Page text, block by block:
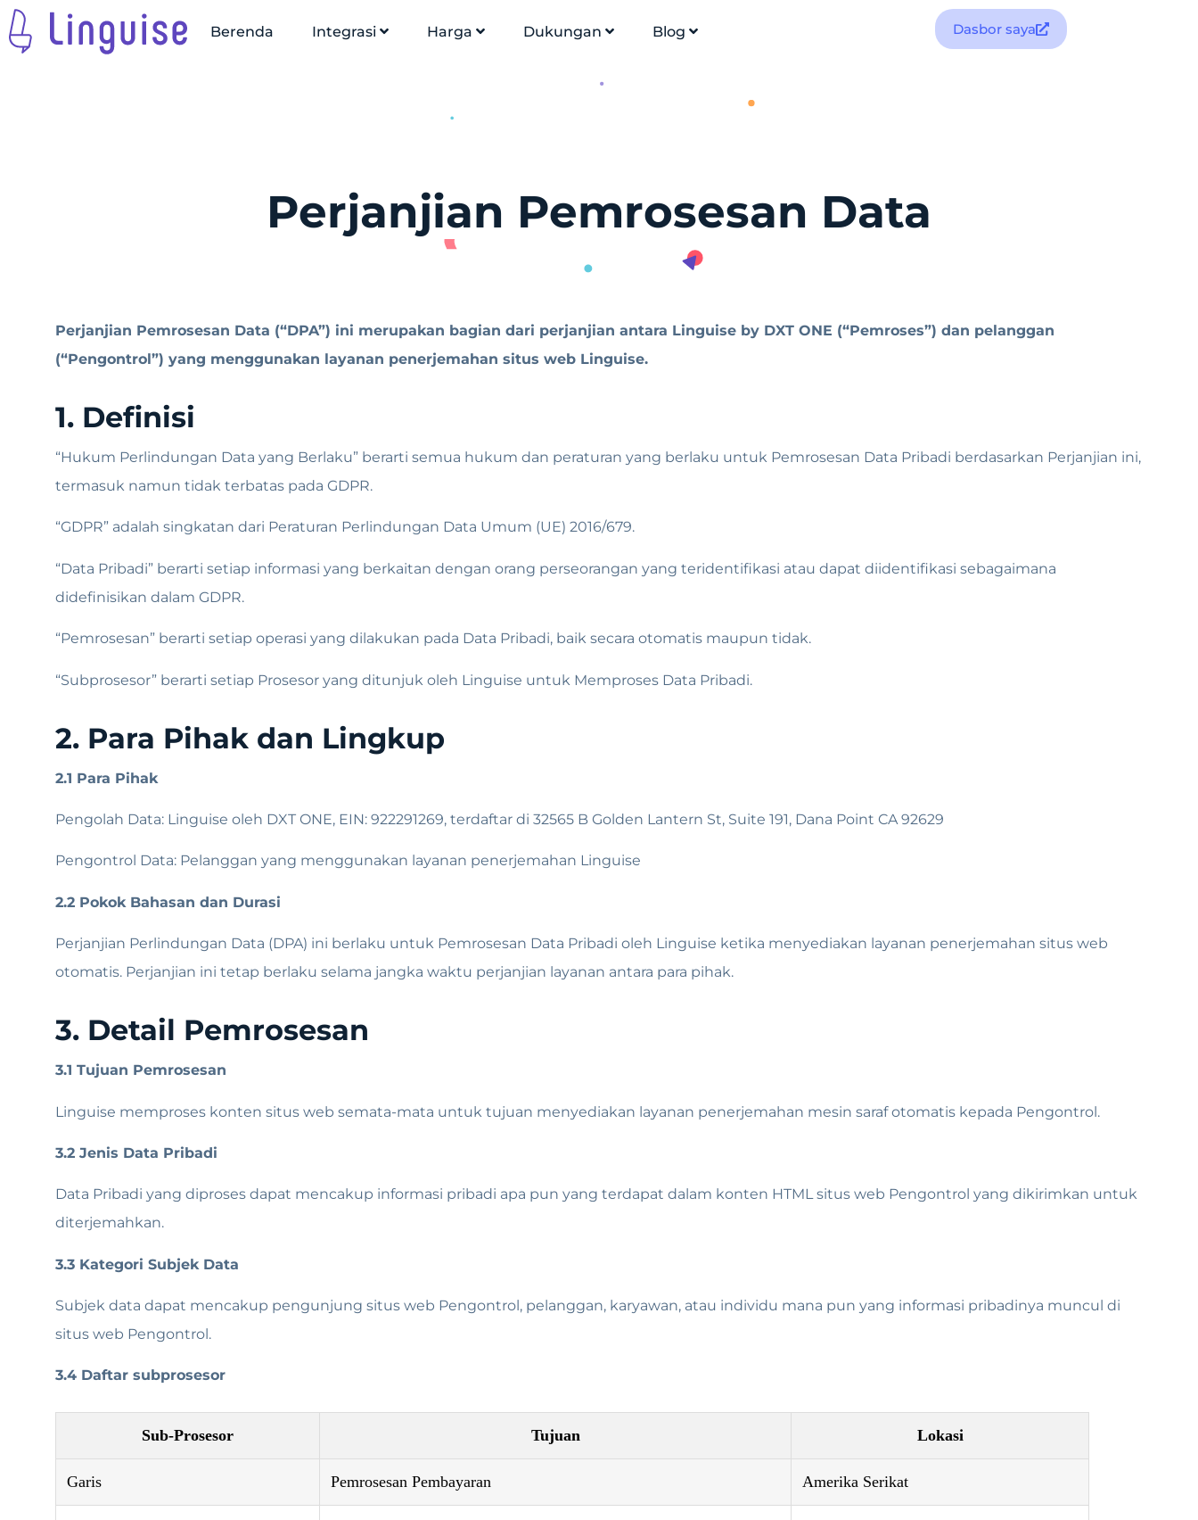
Berenda Integrasi Harga Dukungan Blog Dasbor saya
Perjanjian Pemrosesan Data
Perjanjian Pemrosesan Data (“DPA”) ini merupakan bagian dari perjanjian antara Linguise by DXT ONE (“Pemroses”) dan pelanggan
(“Pengontrol”) yang menggunakan layanan penerjemahan situs web Linguise.
1. Definisi
“Hukum Perlindungan Data yang Berlaku” berarti semua hukum dan peraturan yang berlaku untuk Pemrosesan Data Pribadi berdasarkan Perjanjian ini,
termasuk namun tidak terbatas pada GDPR.
“GDPR” adalah singkatan dari Peraturan Perlindungan Data Umum (UE) 2016/679.
“Data Pribadi” berarti setiap informasi yang berkaitan dengan orang perseorangan yang teridentifikasi atau dapat diidentifikasi sebagaimana
didefinisikan dalam GDPR.
“Pemrosesan” berarti setiap operasi yang dilakukan pada Data Pribadi, baik secara otomatis maupun tidak.
“Subprosesor” berarti setiap Prosesor yang ditunjuk oleh Linguise untuk Memproses Data Pribadi.
2. Para Pihak dan Lingkup
2.1 Para Pihak
Pengolah Data: Linguise oleh DXT ONE, EIN: 922291269, terdaftar di 32565 B Golden Lantern St, Suite 191, Dana Point CA 92629
Pengontrol Data: Pelanggan yang menggunakan layanan penerjemahan Linguise
2.2 Pokok Bahasan dan Durasi
Perjanjian Perlindungan Data (DPA) ini berlaku untuk Pemrosesan Data Pribadi oleh Linguise ketika menyediakan layanan penerjemahan situs web
otomatis. Perjanjian ini tetap berlaku selama jangka waktu perjanjian layanan antara para pihak.
3. Detail Pemrosesan
3.1 Tujuan Pemrosesan
Linguise memproses konten situs web semata-mata untuk tujuan menyediakan layanan penerjemahan mesin saraf otomatis kepada Pengontrol.
3.2 Jenis Data Pribadi
Data Pribadi yang diproses dapat mencakup informasi pribadi apa pun yang terdapat dalam konten HTML situs web Pengontrol yang dikirimkan untuk
diterjemahkan.
3.3 Kategori Subjek Data
Subjek data dapat mencakup pengunjung situs web Pengontrol, pelanggan, karyawan, atau individu mana pun yang informasi pribadinya muncul di
situs web Pengontrol.
3.4 Daftar subprosesor
Sub-Prosesor Tujuan Lokasi
Garis Pemrosesan Pembayaran Amerika Serikat